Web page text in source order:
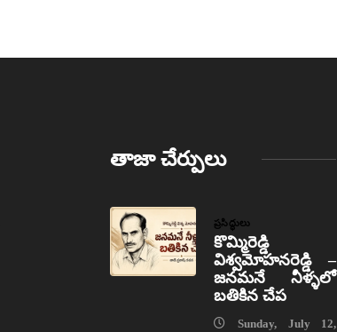
తాజా చేర్పులు
ప్రసిద్ధులు
కొమ్మిరెడ్డి
విశ్వమోహనరెడ్డి –
జనమనే నీళ్ళలో
బతికిన చేప
Sunday, July 12,